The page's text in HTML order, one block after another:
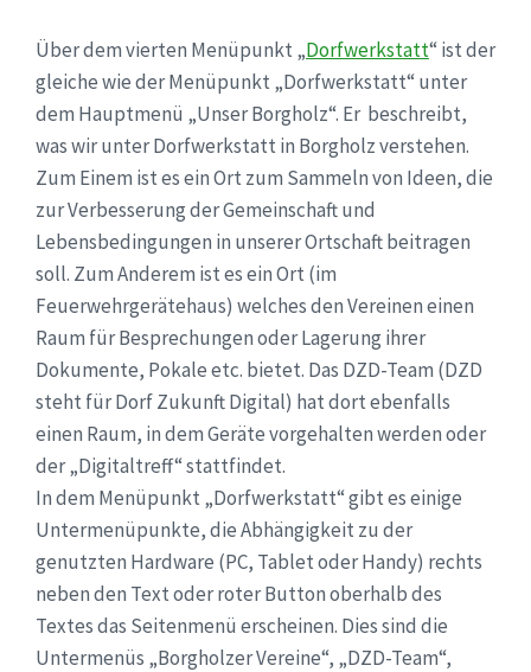
Über dem vierten Menüpunkt „Dorfwerkstatt“ ist der
gleiche wie der Menüpunkt „Dorfwerkstatt“ unter
dem Hauptmenü „Unser Borgholz“. Er beschreibt,
was wir unter Dorfwerkstatt in Borgholz verstehen.
Zum Einem ist es ein Ort zum Sammeln von Ideen, die
zur Verbesserung der Gemeinschaft und
Lebensbedingungen in unserer Ortschaft beitragen
soll. Zum Anderem ist es ein Ort (im
Feuerwehrgerätehaus) welches den Vereinen einen
Raum für Besprechungen oder Lagerung ihrer
Dokumente, Pokale etc. bietet. Das DZD-Team (DZD
steht für Dorf Zukunft Digital) hat dort ebenfalls
einen Raum, in dem Geräte vorgehalten werden oder
der „Digitaltreff“ stattfindet.
In dem Menüpunkt „Dorfwerkstatt“ gibt es einige
Untermenüpunkte, die Abhängigkeit zu der
genutzten Hardware (PC, Tablet oder Handy) rechts
neben den Text oder roter Button oberhalb des
Textes das Seitenmenü erscheinen. Dies sind die
Untermenüs „Borgholzer Vereine“, „DZD-Team“,